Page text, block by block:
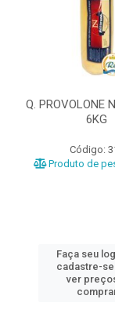
Q. PROVOLONE
6KG
Código:
Produto de
Faça seu
cadastre-
ver